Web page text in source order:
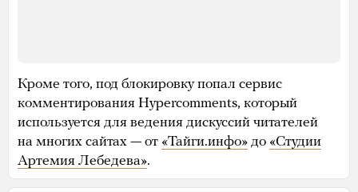
Кроме того, под блокировку попал сервис
комментирования Hypercomments, который
используется для ведения дискуссий читателей
на многих сайтах — от «Тайги.инфо» до «Студии
Артемия Лебедева».